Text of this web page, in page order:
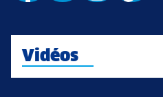
Vidéos